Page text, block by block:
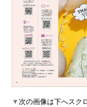
▼次の画像は下へスク